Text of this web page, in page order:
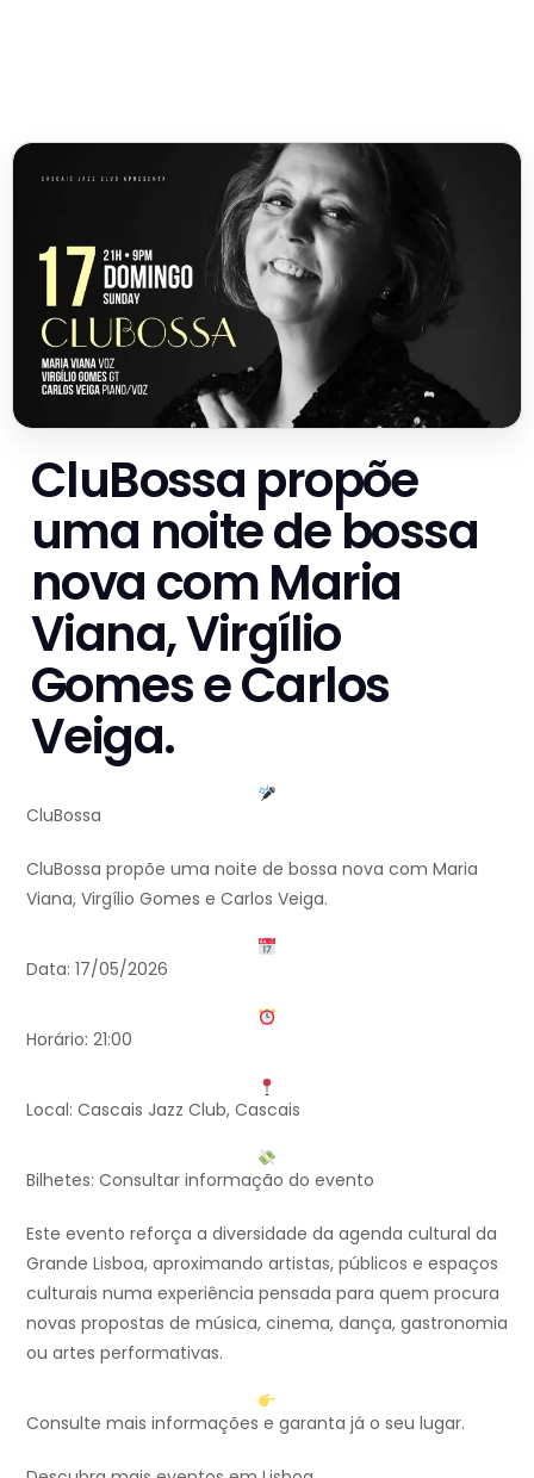
CluBossa propõe
uma noite de bossa
nova com Maria
Viana, Virgílio
Gomes e Carlos
Veiga.
CluBossa
CluBossa propõe uma noite de bossa nova com Maria
Viana, Virgílio Gomes e Carlos Veiga.
Data: 17/05/2026
Horário: 21:00
Local: Cascais Jazz Club, Cascais
Bilhetes: Consultar informação do evento
Este evento reforça a diversidade da agenda cultural da
Grande Lisboa, aproximando artistas, públicos e espaços
culturais numa experiência pensada para quem procura
novas propostas de música, cinema, dança, gastronomia
ou artes performativas.
Consulte mais informações e garanta já o seu lugar.